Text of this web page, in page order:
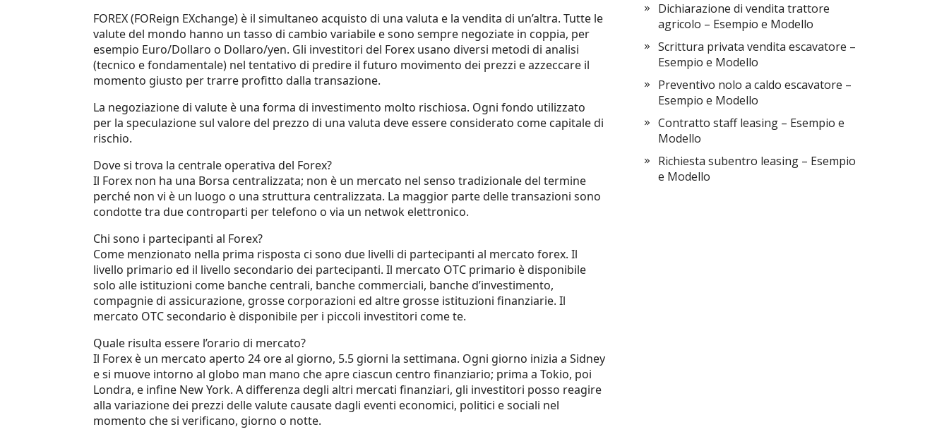
FOREX (FOReign EXchange) è il simultaneo acquisto di una valuta e la vendita di un’altra. Tutte le
valute del mondo hanno un tasso di cambio variabile e sono sempre negoziate in coppia, per
esempio Euro/Dollaro o Dollaro/yen. Gli investitori del Forex usano diversi metodi di analisi
(tecnico e fondamentale) nel tentativo di predire il futuro movimento dei prezzi e azzeccare il
momento giusto per trarre profitto dalla transazione.
La negoziazione di valute è una forma di investimento molto rischiosa. Ogni fondo utilizzato
per la speculazione sul valore del prezzo di una valuta deve essere considerato come capitale di
rischio.
Dove si trova la centrale operativa del Forex?
Il Forex non ha una Borsa centralizzata; non è un mercato nel senso tradizionale del termine
perché non vi è un luogo o una struttura centralizzata. La maggior parte delle transazioni sono
condotte tra due controparti per telefono o via un netwok elettronico.
Chi sono i partecipanti al Forex?
Come menzionato nella prima risposta ci sono due livelli di partecipanti al mercato forex. Il
livello primario ed il livello secondario dei partecipanti. Il mercato OTC primario è disponibile
solo alle istituzioni come banche centrali, banche commerciali, banche d’investimento,
compagnie di assicurazione, grosse corporazioni ed altre grosse istituzioni finanziarie. Il
mercato OTC secondario è disponibile per i piccoli investitori come te.
Quale risulta essere l’orario di mercato?
Il Forex è un mercato aperto 24 ore al giorno, 5.5 giorni la settimana. Ogni giorno inizia a Sidney
e si muove intorno al globo man mano che apre ciascun centro finanziario; prima a Tokio, poi
Londra, e infine New York. A differenza degli altri mercati finanziari, gli investitori posso reagire
alla variazione dei prezzi delle valute causate dagli eventi economici, politici e sociali nel
momento che si verificano, giorno o notte.
Dichiarazione di vendita trattore
agricolo​​ – Esempio e Modello
Scrittura privata vendita escavatore​​ –
Esempio e Modello
Preventivo nolo a caldo escavatore​​ –
Esempio e Modello
Contratto staff leasing​ – Esempio e
Modello
Richiesta subentro leasing – Esempio
e Modello